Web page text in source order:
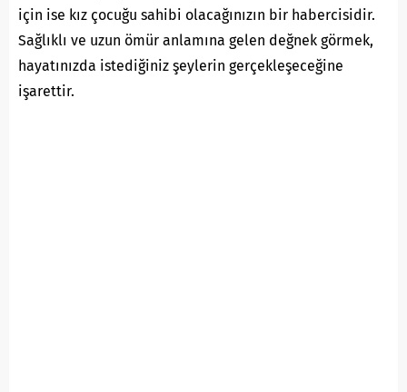
için ise kız çocuğu sahibi olacağınızın bir habercisidir.
Sağlıklı ve uzun ömür anlamına gelen değnek görmek,
hayatınızda istediğiniz şeylerin gerçekleşeceğine
işarettir.